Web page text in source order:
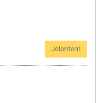
Jelentem